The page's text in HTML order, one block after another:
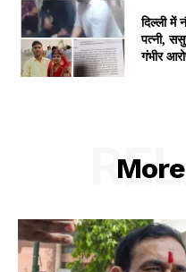
दिल्ली
पत्नी,
गंभीर